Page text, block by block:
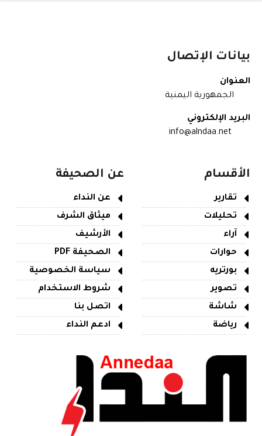
بيانات الإتصال
العنوان
الجمهورية اليمنية
البريد الإلكتروني
info@alndaa.net
الأقسام
تقارير
تحليلات
آراء
حوارات
بورتريه
تصوير
شاشة
رياضة
عن الصحيفة
عن النداء
ميثاق الشرف
الأرشيف
الصحيفة PDF
سياسة الخصوصية
شروط الاستخدام
اتصل بنا
ادعم النداء